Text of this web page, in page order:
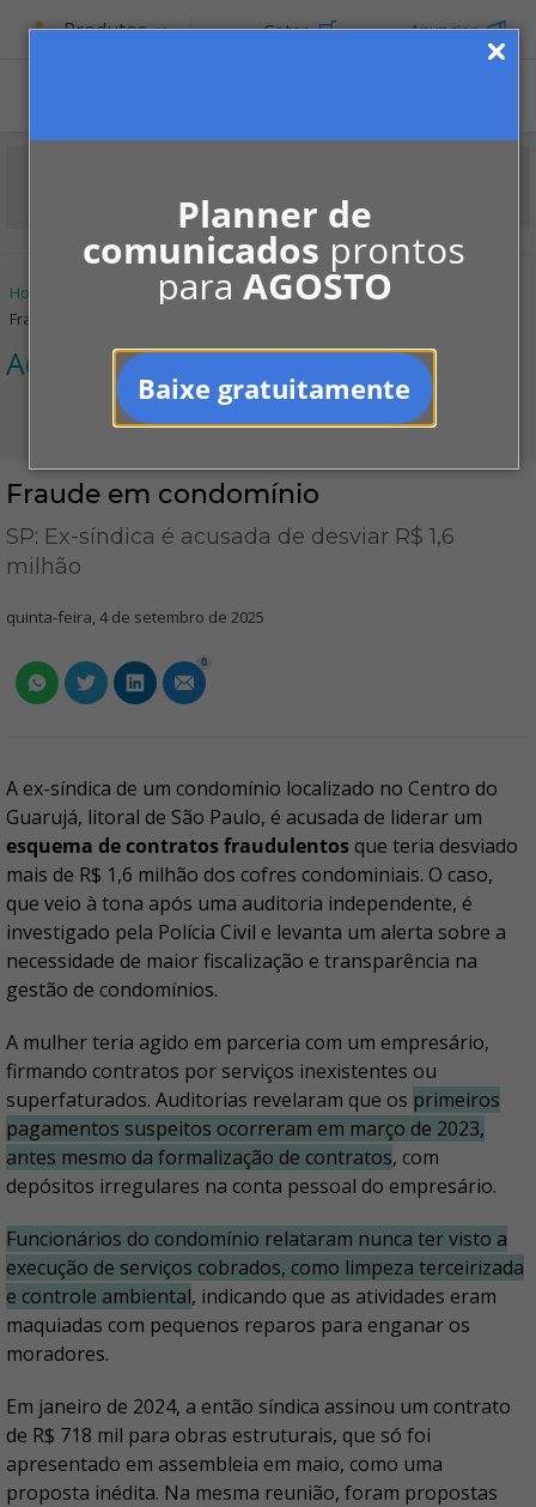
Planner de
comunicados prontos
para AGOSTO
Baixe gratuitamente
Produtos Cotar Anunciar
Home Notícias
Administração
Fraude em condomínio
Administração
Fraude em condomínio
SP: Ex-síndica é acusada de desviar R$ 1,6
milhão
quinta-feira, 4 de setembro de 2025
0
A ex-síndica de um condomínio localizado no Centro do
Guarujá, litoral de São Paulo, é acusada de liderar um
esquema de contratos fraudulentosque teria desviado
mais de R$ 1,6 milhão dos cofres condominiais. O caso,
que veio à tona após uma auditoria independente, é
investigado pela Polícia Civil e levanta um alerta sobre a
necessidade de maior fiscalização e transparência na
gestão de condomínios.
A mulher teria agido em parceria com um empresário,
firmando contratos por serviços inexistentes ou
superfaturados. Auditorias revelaram que os primeiros
pagamentos suspeitos ocorreram em março de 2023,
antes mesmo da formalização de contratos, com
depósitos irregulares na conta pessoal do empresário.
Funcionários do condomínio relataram nunca ter visto a
execução de serviços cobrados, como limpeza terceirizada
e controle ambiental, indicando que as atividades eram
maquiadas com pequenos reparos para enganar os
moradores.
Em janeiro de 2024, a então síndica assinou um contrato
de R$ 718 mil para obras estruturais, que só foi
apresentado em assembleia em maio, como uma
proposta inédita. Na mesma reunião, foram propostas